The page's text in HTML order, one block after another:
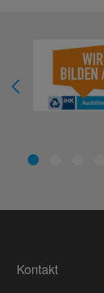
Kontakt